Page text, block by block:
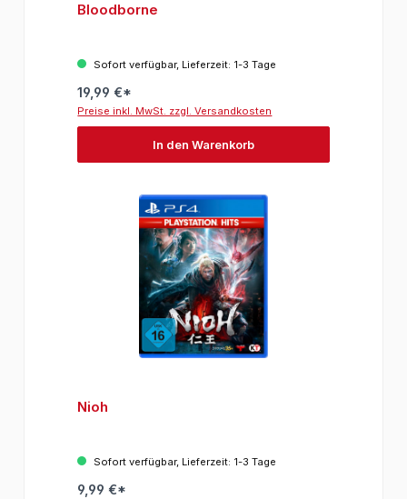
Bloodborne
Sofort verfügbar, Lieferzeit: 1-3 Tage
19,99 €*
Preise inkl. MwSt. zzgl. Versandkosten
In den Warenkorb
Nioh
Sofort verfügbar, Lieferzeit: 1-3 Tage
9,99 €*